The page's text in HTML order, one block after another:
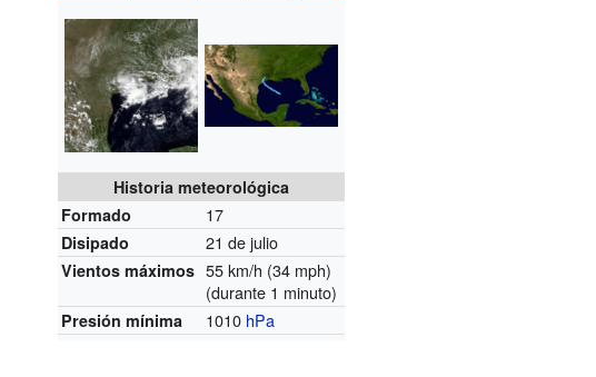
Historia meteorológica
Formado
17
Disipado 21 de julio
Vientos máximos 55 km/h (34 mph)
(durante 1 minuto)
Presión mínima 1010 hPa